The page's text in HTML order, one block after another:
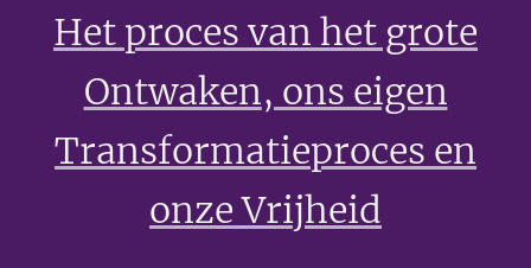
Het proces van het grote
Ontwaken, ons eigen
Transformatieproces en
onze Vrijheid